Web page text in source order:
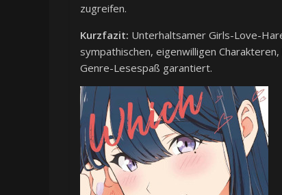
zugreifen.
Kurzfazit: Unterhaltsamer Girls-Love-
sympathischen, eigenwilligen
Genre-Lesespaß garantiert.